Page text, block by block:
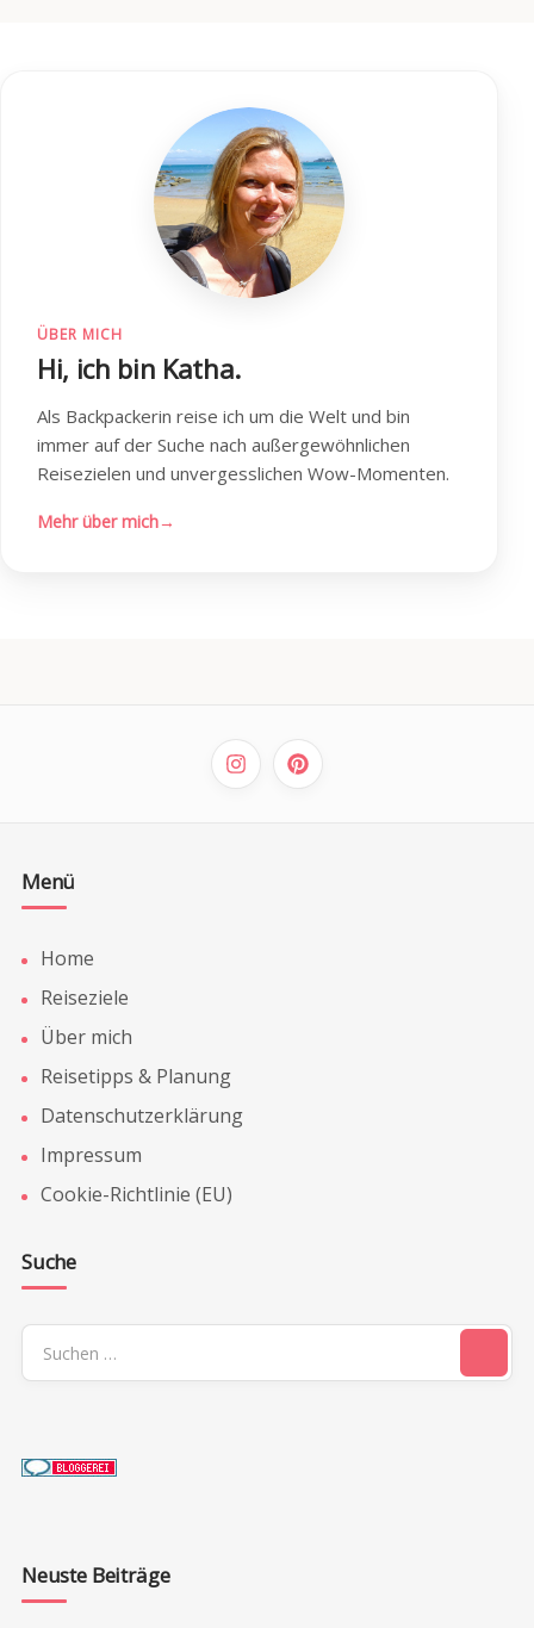
ÜBER MICH
Hi, ich bin Katha.
Als Backpackerin reise ich um die Welt und bin
immer auf der Suche nach außergewöhnlichen
Reisezielen und unvergesslichen Wow-Momenten.
Mehr über mich→
Menü
Home
Reiseziele
Über mich
Reisetipps & Planung
Datenschutzerklärung
Impressum
Cookie-Richtlinie (EU)
Suche
Suchen
nach:
Neuste Beiträge